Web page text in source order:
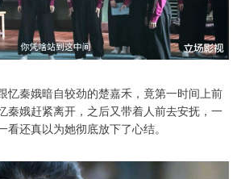
忆秦娥暗自较劲的楚嘉禾，竟第一时间上前
秦娥赶紧离开，之后又带着人前去安抚，一
还真以为她彻底放下了心结。